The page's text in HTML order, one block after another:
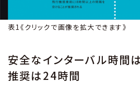
表1《クリックで画像を拡大できます》
安全なインターバル時間
推奨は24時間